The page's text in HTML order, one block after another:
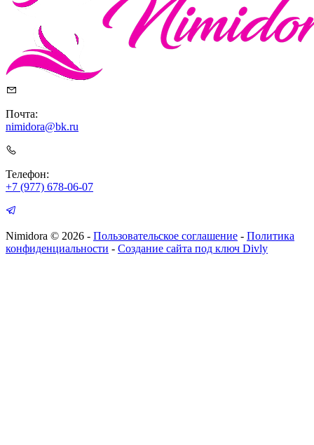
Почта:
nimidora@bk.ru
Телефон:
+7 (977) 678-06-07
Nimidora © 2026 - Пользовательское соглашение - Политика
конфиденциальности - Создание сайта под ключ Divly